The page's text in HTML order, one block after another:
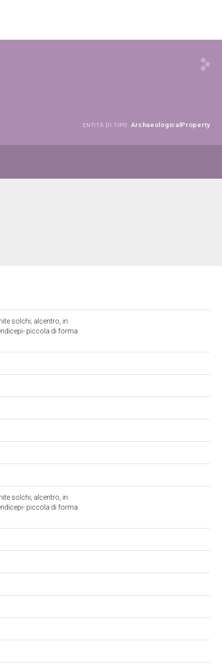
ENTITÀ DI TIPO: ArchaeologicalProperty
solchi; alcentro, in
piccola di forma
solchi; alcentro, in
piccola di forma